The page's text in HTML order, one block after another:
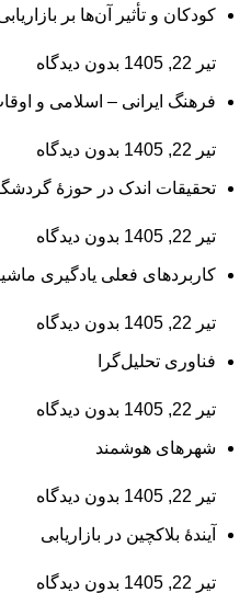
کودکان و تأثیر آن‌ها بر
تیر 22, 1405 بدون دیدگاه
فرهنگ ایرانی – اسلامی و
تیر 22, 1405 بدون دیدگاه
تحقیقات اندک در حوزۀ
تیر 22, 1405 بدون دیدگاه
کاربردهای فعلی یادگیری
تیر 22, 1405 بدون دیدگاه
فناوری تحلیل‌گرا
تیر 22, 1405 بدون دیدگاه
شهرهای هوشمند
تیر 22, 1405 بدون دیدگاه
آیندۀ بلاکچین در بازاریابی
تیر 22, 1405 بدون دیدگاه